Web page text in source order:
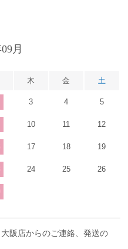
月
木 金 土
3 4 5
10 11 12
17 18 19
24 25 26
阪店からのご連絡、発送の